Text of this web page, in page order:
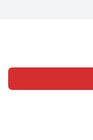
ഹോം വിഭാഗങ്ങള്‍